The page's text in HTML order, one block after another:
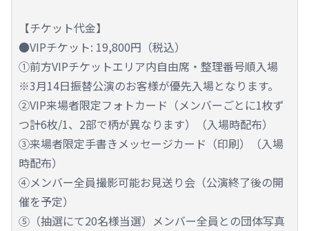
【チケット代金】
●VIPチケット: 19,800円（税込）
①前方VIPチケットエリア内自由席・整理番号順入場
※3月14日振替公演のお客様が優先入場となります。
②VIP来場者限定フォトカード（メンバーごとに1枚ず
つ計6枚/1、2部で柄が異なります）（入場時配布）
③来場者限定手書きメッセージカード（印刷）（入場
時配布）
④メンバー全員撮影可能お見送り会（公演終了後の開
催を予定）
⑤（抽選にて20名様当選）メンバー全員との団体写真